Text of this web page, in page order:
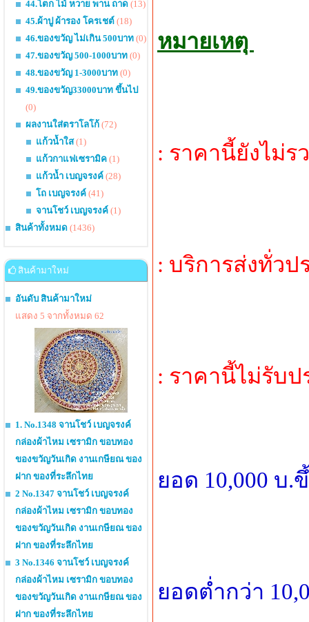
44.โตก ไม้ หวาย พาน ถาด (13)
45.ผ้าปู ผ้ารอง โครเชต์ (18)
46.ของขวัญ ไม่เกิน 500บาท (0)
47.ของขวัญ 500-1000บาท (0)
48.ของขวัญ 1-3000บาท (0)
49.ของขวัญ33000บาท ขึ้นไป
(0)
ผลงานใส่ตราโลโก้ (72)
แก้วน้ำใส(1)
แก้วกาแฟเซรามิค (1)
แก้วน้ำ เบญจรงค์ (28)
โถ เบญจรงค์ (41)
จานโชว์ เบญจรงค์ (1)
สินค้าทั้งหมด (1436)
สินค้ามาใหม่
อันดับ สินค้ามาใหม่
แสดง 5 จากทั้งหมด 62
1. No.1348 จานโชว์ เบญจรงค์
กล่องผ้าไหม เซรามิก ขอบทอง
ของขวัญวันเกิด งานเกษียณ ของ
ฝาก ของที่ระลึกไทย
2 No.1347 จานโชว์ เบญจรงค์
กล่องผ้าไหม เซรามิก ขอบทอง
ของขวัญวันเกิด งานเกษียณ ของ
ฝาก ของที่ระลึกไทย
3 No.1346 จานโชว์ เบญจรงค์
กล่องผ้าไหม เซรามิก ขอบทอง
ของขวัญวันเกิด งานเกษียณ ของ
ฝาก ของที่ระลึกไทย
หมายเหตุ
: ราคานี้ยังไม่
: บริการส่งทั่วป
: ราคานี้ไม่รับ
ยอด 10,000 บ
ยอดต่ำกว่า